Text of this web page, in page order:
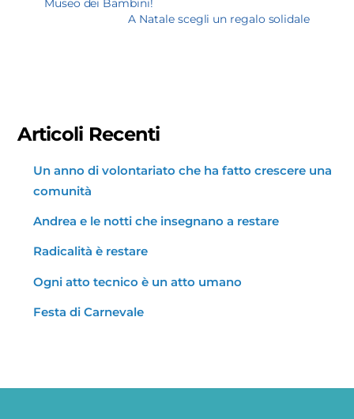
Museo dei Bambini!
A Natale scegli un regalo solidale
Articoli Recenti
Un anno di volontariato che ha fatto crescere una
comunità
Andrea e le notti che insegnano a restare
Radicalità è restare
Ogni atto tecnico è un atto umano
Festa di Carnevale